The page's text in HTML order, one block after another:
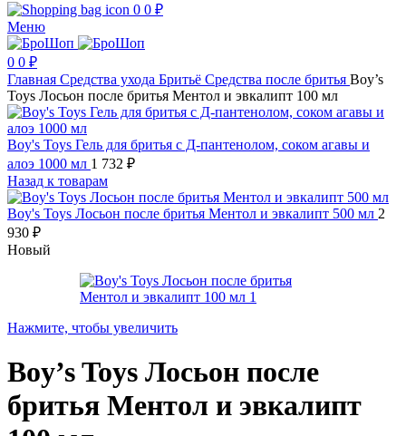
0 0 ₽
Меню
0 0 ₽
Главная Средства ухода Бритьё Средства после бритья Boy’s
Toys Лосьон после бритья Ментол и эвкалипт 100 мл
Boy's Toys Гель для бритья с Д-пантенолом, соком агавы и
алоэ 1000 мл 1 732 ₽
Назад к товарам
Boy's Toys Лосьон после бритья Ментол и эвкалипт 500 мл 2
930 ₽
Новый
Нажмите, чтобы увеличить
Boy’s Toys Лосьон после
бритья Ментол и эвкалипт